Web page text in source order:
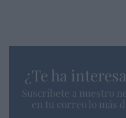
¿Te ha
Suscríbete a nuestro
en tu correo lo más